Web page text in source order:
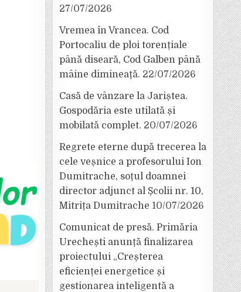
27/07/2026
Vremea în Vrancea. Cod
Portocaliu de ploi torențiale
până diseară, Cod Galben până
mâine dimineață. 22/07/2026
Casă de vânzare la Jariștea.
Gospodăria este utilată și
mobilată complet. 20/07/2026
Regrete eterne după trecerea la
cele veșnice a profesorului Ion
Dumitrache, soțul doamnei
director adjunct al Școlii nr. 10,
Mitrița Dumitrache 10/07/2026
Comunicat de presă. Primăria
Urechești anunță finalizarea
proiectului „Creșterea
eficienței energetice și
gestionarea inteligentă a